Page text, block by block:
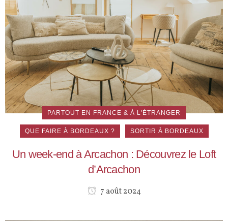
PARTOUT EN FRANCE & À L'ÉTRANGER
QUE FAIRE À BORDEAUX ? SORTIR À BORDEAUX
Un week-end à Arcachon : Découvrez le Loft
d’Arcachon
7 août 2024